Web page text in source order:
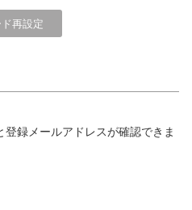
録メールアドレスが確認できま